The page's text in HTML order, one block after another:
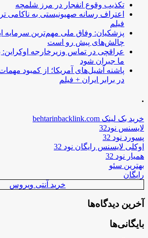
تکذیب وقوع انفجار در مرز شلمچه
اعتراف رسانه صهیونیستی به ناکامی
فیلم
پزشکیان: وفاق ملی مهم‌ترین سرمایه
چالش‌های پیش رو است
عراقچی در تماس وزیرخارجه اوکراین:
ما جبران شود
پاشنه آشیل‌های آمریکا؛ از کمبود
در برابر ایران + فیلم
.
خرید بک لینک behtarinbacklink.com
لایسنس نود32
پسورد نود 32
اوکلی لایسنس رایگان نود 32
همیار نود 32
بهترین سئو
رایگان
خرید آنتی ویروس
آخرین دیدگاه‌ها
بایگانی‌ها